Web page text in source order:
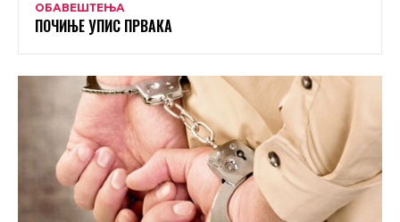
ОБАВЕШТЕЊА
ПОЧИЊЕ УПИС ПРВАКА